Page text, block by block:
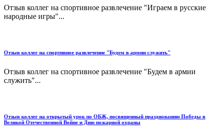
Отзыв коллег на спортивное развлечение "Играем в русские
народные игры"...
Отзыв коллег на спортивное развлечение "Будем в армии служить"
Отзыв коллег на спортивное развлечение "Будем в армии
служить"...
Отзыв коллег на открытый урок по ОБЖ, посвященный празднованию Победы в
Великой Отечественной Войне и Дню пожарной охраны